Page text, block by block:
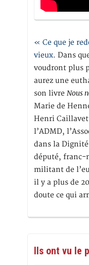
« Ce que je
vieux. Dans
voudront plus
aurez une
son livre Nous
Marie de
Henri
l’ADMD,
dans la
député, franc-
militant de
il y a plus de
doute ce qui
Ils ont vu le